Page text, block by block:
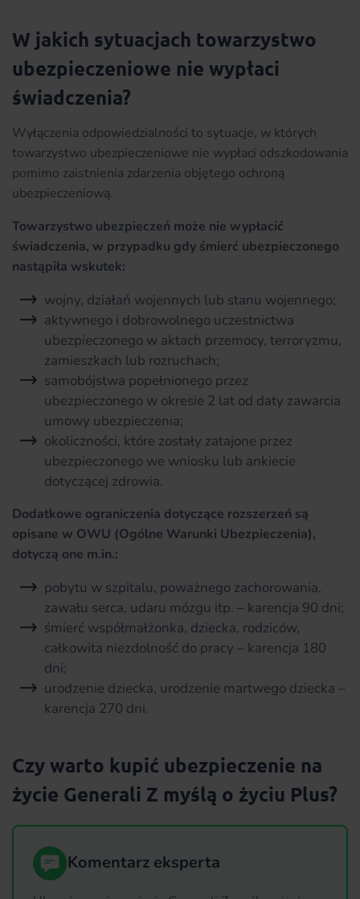
W jakich sytuacjach towarzystwo
ubezpieczeniowe nie wypłaci
świadczenia?
Wyłączenia odpowiedzialności to sytuacje, w których
towarzystwo ubezpieczeniowe nie wypłaci odszkodowania
pomimo zaistnienia zdarzenia objętego ochroną
ubezpieczeniową.
Towarzystwo ubezpieczeń może nie wypłacić
świadczenia, w przypadku gdy śmierć ubezpieczonego
nastąpiła wskutek:
wojny, działań wojennych lub stanu wojennego;
aktywnego i dobrowolnego uczestnictwa
ubezpieczonego w aktach przemocy, terroryzmu,
zamieszkach lub rozruchach;
samobójstwa popełnionego przez
ubezpieczonego w okresie 2 lat od daty zawarcia
umowy ubezpieczenia;
okoliczności, które zostały zatajone przez
ubezpieczonego we wniosku lub ankiecie
dotyczącej zdrowia.
Dodatkowe ograniczenia dotyczące rozszerzeń są
opisane w OWU (Ogólne Warunki Ubezpieczenia),
dotyczą one m.in.:
pobytu w szpitalu, poważnego zachorowania,
zawału serca, udaru mózgu itp. – karencja 90 dni;
śmierć współmałżonka, dziecka, rodziców,
całkowita niezdolność do pracy – karencja 180
dni;
urodzenie dziecka, urodzenie martwego dziecka –
karencja 270 dni.
Czy warto kupić ubezpieczenie na
życie Generali Z myślą o życiu Plus?
Komentarz eksperta